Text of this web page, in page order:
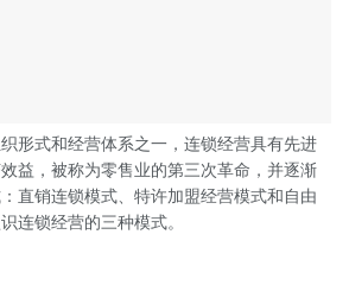
形式和经营体系之一，连锁经营具有先进
益，被称为零售业的第三次革命，并逐渐
直销连锁模式、特许加盟经营模式和自由
连锁经营的三种模式。